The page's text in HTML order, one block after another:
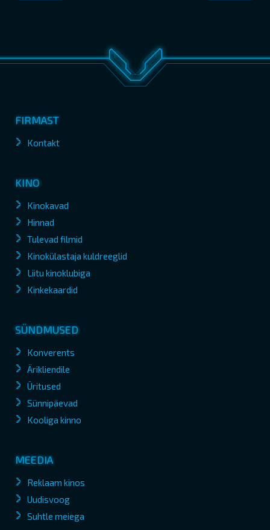
FIRMAST
Kontakt
KINO
Kinokavad
Hinnad
Tulevad filmid
Kinokülastaja kuldreeglid
Liitu kinoklubiga
Kinkekaardid
SÜNDMUSED
Konverents
Ärikliendile
Üritused
Sünnipäevad
Kooliga kinno
MEEDIA
Reklaam kinos
Uudisvoog
Suhtle meiega